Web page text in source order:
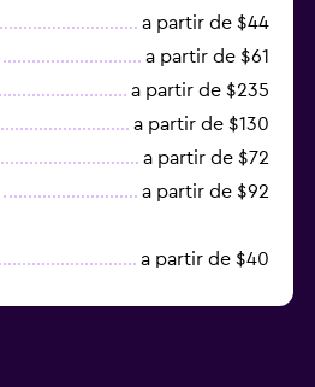
a partir de $44
a partir de $61
a partir de $235
a partir de $130
a partir de $72
a partir de $92
a partir de $40